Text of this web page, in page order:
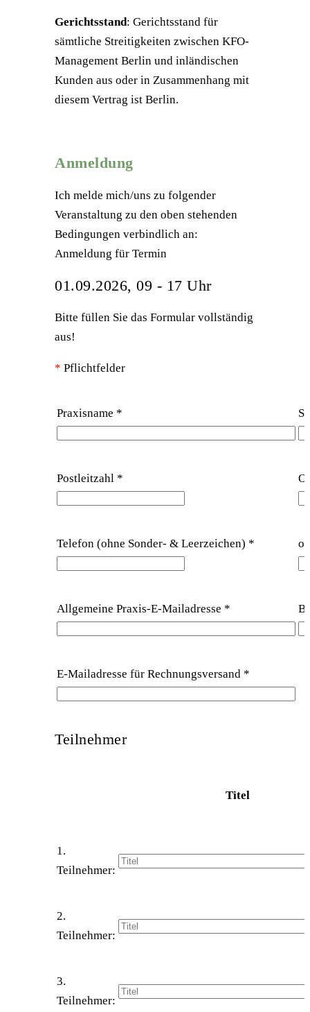
Gerichtsstand: Gerichtsstand für
sämtliche Streitigkeiten zwischen KFO-
Management Berlin und inländischen
Kunden aus oder in Zusammenhang mit
diesem Vertrag ist Berlin.
Anmeldung
Ich melde mich/uns zu folgender
Veranstaltung zu den oben stehenden
Bedingungen verbindlich an:
Anmeldung für Termin
01.09.2026, 09 - 17 Uhr
Bitte füllen Sie das Formular vollständig
aus!
* Pflichtfelder
Praxisname *
Postleitzahl *
Telefon (ohne Sonder- & Leerzeichen) *
Allgemeine Praxis-E-Mailadresse *
E-Mailadresse für Rechnungsversand *
Teilnehmer
Titel
1.
Teilnehmer:
2.
Teilnehmer:
3.
Teilnehmer: